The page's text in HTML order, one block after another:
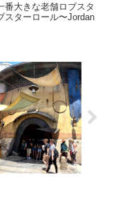
番大きな老舗ロブスタ
スターロール〜Jordan